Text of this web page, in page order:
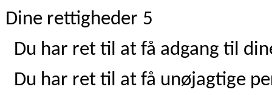
Dine rettigheder 5
Du har ret til at få adgang til
Du har ret til at få unøjagtige